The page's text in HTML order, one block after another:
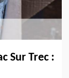
Sur Trec :